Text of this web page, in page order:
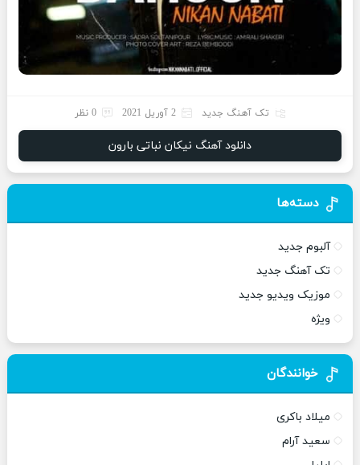
تک آهنگ جدید 2 آوریل 2021 0 نظر
دانلود آهنگ نیکان نباتی بارون
دسته‌ها
آلبوم جدید
تک آهنگ جدید
موزیک ویدیو جدید
ویژه
خوانندگان
میلاد باکری
سعید آرام